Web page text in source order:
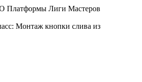
Платформы Лиги Мастеров
Монтаж кнопки слива из